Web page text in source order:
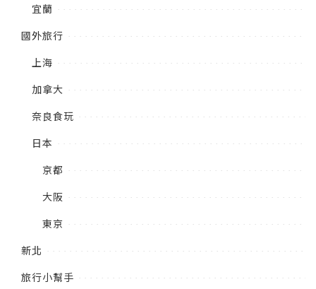
宜蘭
國外旅行
上海
加拿大
奈良食玩
日本
京都
大阪
東京
新北
旅行小幫手